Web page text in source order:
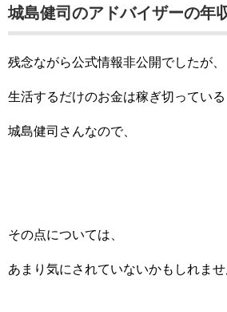
城島健司のアドバイザーの年
残念ながら公式情報非公開でしたが、
生活するだけのお金は稼ぎ切っている
城島健司さんなので、
その点については、
あまり気にされていないかもしれませ